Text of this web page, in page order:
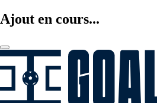
Ajout en cours...